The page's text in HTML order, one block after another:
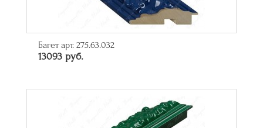
Багет арт. 275.63.032
13093 руб.